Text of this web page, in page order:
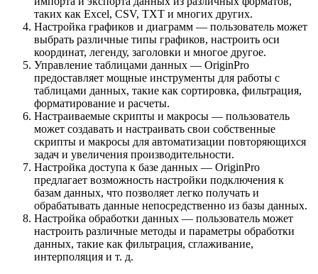
таких как Excel, CSV, TXT и многих других.
Настройка графиков и диаграмм — пользователь может
выбрать различные типы графиков, настроить оси
координат, легенду, заголовки и многое другое.
Управление таблицами данных — OriginPro
предоставляет мощные инструменты для работы с
таблицами данных, такие как сортировка, фильтрация,
форматирование и расчеты.
Настраиваемые скрипты и макросы — пользователь
может создавать и настраивать свои собственные
скрипты и макросы для автоматизации повторяющихся
задач и увеличения производительности.
Настройка доступа к базе данных — OriginPro
предлагает возможность настройки подключения к
базам данных, что позволяет легко получать и
обрабатывать данные непосредственно из базы данных.
Настройка обработки данных — пользователь может
настроить различные методы и параметры обработки
данных, такие как фильтрация, сглаживание,
интерполяция и т. д.